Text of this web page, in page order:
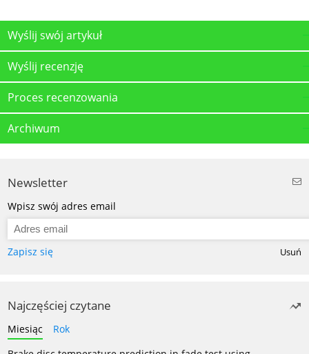
Wyślij swój artykuł
Wyślij recenzję
Proces recenzowania
Archiwum
Newsletter
Wpisz swój adres email
Zapisz się Usuń
Najczęściej czytane
Miesiąc
Rok